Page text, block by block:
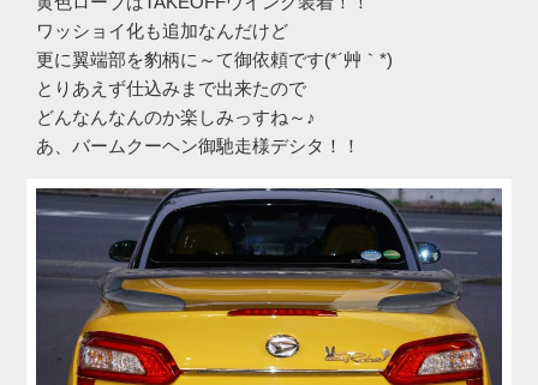
ワッショイ化も追加なんだけど
更に翼端部を豹柄に～て御依頼です(*´艸｀*)
とりあえず仕込みまで出来たので
どんなんなんのか楽しみっすね～♪
あ、バームクーヘン御馳走様デシタ！！